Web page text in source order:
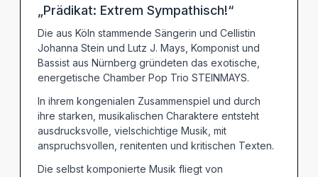
TERMINE
„Prädikat: Extrem Sympathisch!“
Die aus Köln stammende Sängerin und Cellistin
Johanna Stein und Lutz J. Mays, Komponist und
Bassist aus Nürnberg gründeten das exotische,
energetische Chamber Pop Trio STEINMAYS.
In ihrem kongenialen Zusammenspiel und durch
ihre starken, musikalischen Charaktere entsteht
ausdrucksvolle, vielschichtige Musik, mit
anspruchsvollen, renitenten und kritischen Texten.
Die selbst komponierte Musik fliegt von